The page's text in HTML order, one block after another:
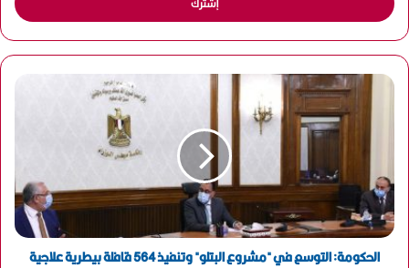
ل
ر
د
ك
ت
ر
الحكومة: التوسع في "مشروع البتلو" وتنفيذ 564 قافلة بيطرية علاجية